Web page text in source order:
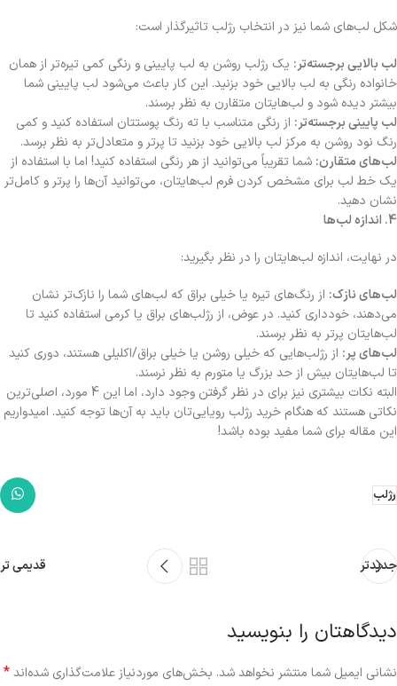
شکل لب‌های شما نیز در انتخاب رژلب تاثیرگذار است:
لب بالایی برجسته‌تر: یک رژلب روشن به لب پایینی و رنگی کمی تیره‌تر از همان
خانواده رنگی به لب بالایی خود بزنید. این کار باعث می‌شود لب پایینی شما
بیشتر دیده شود و لب‌هایتان متقارن به نظر برسند.
لب پایینی برجسته‌تر: از رنگی متناسب با ته رنگ پوستتان استفاده کنید و کمی
رنگ نود روشن به مرکز لب بالایی خود بزنید تا پرتر و متعادل‌تر به نظر برسد.
لب‌های متقارن: شما تقریباً می‌توانید از هر رنگی استفاده کنید! اما با استفاده از
یک خط لب برای مشخص کردن فرم لب‌هایتان، می‌توانید آن‌ها را پرتر و کامل‌تر
نشان دهید.
4. اندازه لب‌ها
در نهایت، اندازه لب‌هایتان را در نظر بگیرید:
لب‌های نازک: از رنگ‌های تیره یا خیلی براق که لب‌های شما را نازک‌تر نشان
می‌دهند، خودداری کنید. در عوض، از رژلب‌های براق یا کرمی استفاده کنید تا
لب‌هایتان پرتر به نظر برسند.
لب‌های پر: از رژلب‌هایی که خیلی روشن یا خیلی براق/اکلیلی هستند، دوری کنید
تا لب‌هایتان بیش از حد بزرگ یا متورم به نظر نرسند.
البته نکات بیشتری نیز برای در نظر گرفتن وجود دارد، اما این 4 مورد، اصلی‌ترین
نکاتی هستند که هنگام خرید رژلب رویایی‌تان باید به آن‌ها توجه کنید. امیدواریم
این مقاله برای شما مفید بوده باشد!
رژلب
جدیدتر قدیمی تر
دیدگاهتان را بنویسید
نشانی ایمیل شما منتشر نخواهد شد. بخش‌های موردنیاز علامت‌گذاری شده‌اند*